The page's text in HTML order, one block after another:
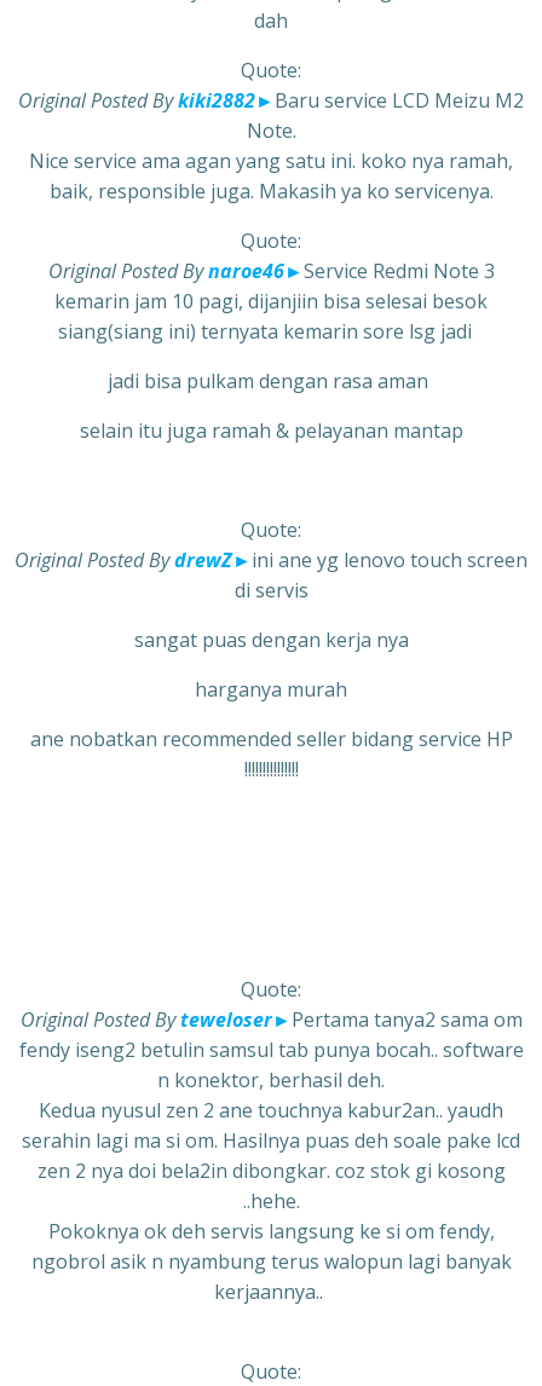
dah
Quote:
Original Posted Bykiki2882►Baru service LCD Meizu M2
Note.
Nice service ama agan yang satu ini. koko nya ramah,
baik, responsible juga. Makasih ya ko servicenya.
Quote:
Original Posted Bynaroe46►Service Redmi Note 3
kemarin jam 10 pagi, dijanjiin bisa selesai besok
siang(siang ini) ternyata kemarin sore lsg jadi
jadi bisa pulkam dengan rasa aman
selain itu juga ramah & pelayanan mantap
Quote:
Original Posted BydrewZ►ini ane yg lenovo touch screen
di servis
sangat puas dengan kerja nya
harganya murah
ane nobatkan recommended seller bidang service HP
!!!!!!!!!!!!!!!
Quote:
Original Posted Byteweloser►Pertama tanya2 sama om
fendy iseng2 betulin samsul tab punya bocah.. software
n konektor, berhasil deh.
Kedua nyusul zen 2 ane touchnya kabur2an.. yaudh
serahin lagi ma si om. Hasilnya puas deh soale pake lcd
zen 2 nya doi bela2in dibongkar. coz stok gi kosong
..hehe.
Pokoknya ok deh servis langsung ke si om fendy,
ngobrol asik n nyambung terus walopun lagi banyak
kerjaannya..
Quote: